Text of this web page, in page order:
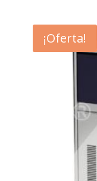
¡Oferta!